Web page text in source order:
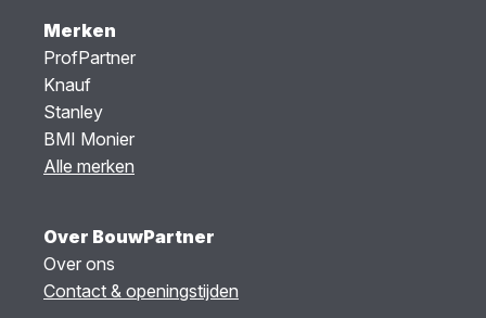
Merken
ProfPartner
Knauf
Stanley
BMI Monier
Alle merken
Over BouwPartner
Over ons
Contact & openingstijden